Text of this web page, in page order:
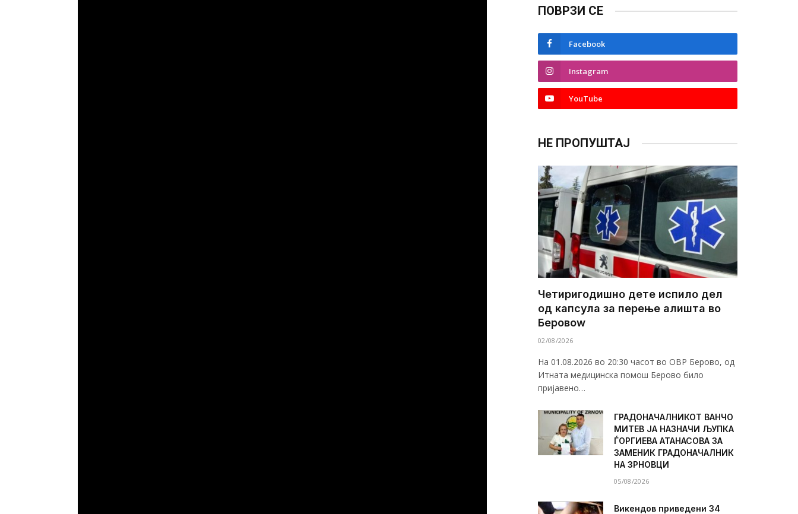
ПОВРЗИ СЕ
Facebook
Instagram
YouTube
НЕ ПРОПУШТАЈ
Четиригодишно дете испило дел
од капсула за перење алишта во
Беровоw
02/08/2026
На 01.08.2026 во 20:30 часот во ОВР Берово, од
Итната медицинска помош Берово било
пријавено…
ГРАДОНАЧАЛНИКОТ ВАНЧО
МИТЕВ ЈА НАЗНАЧИ ЉУПКА
ЃОРГИЕВА АТАНАСОВА ЗА
ЗАМЕНИК ГРАДОНАЧАЛНИК
НА ЗРНОВЦИ
05/08/2026
Викендов приведени 34